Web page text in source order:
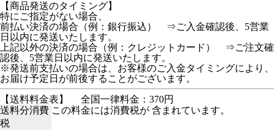
【商品発送のタイミング】
特にご指定がない場合、
前払い決済の場合（例：銀行振込） ⇒ご入金確認後、5営業
日以内に発送いたします。
上記以外の決済の場合（例：クレジットカード） ⇒ご注文確
認後、5営業日以内に発送いたします。
※発送前支払いの場合は、お客様のご入金タイミングにより、
お届け予定日が前後することがございます。
【送料料金表】
全国一律料金：370円
送料分消費
税
この料金には消費税が 含まれています。